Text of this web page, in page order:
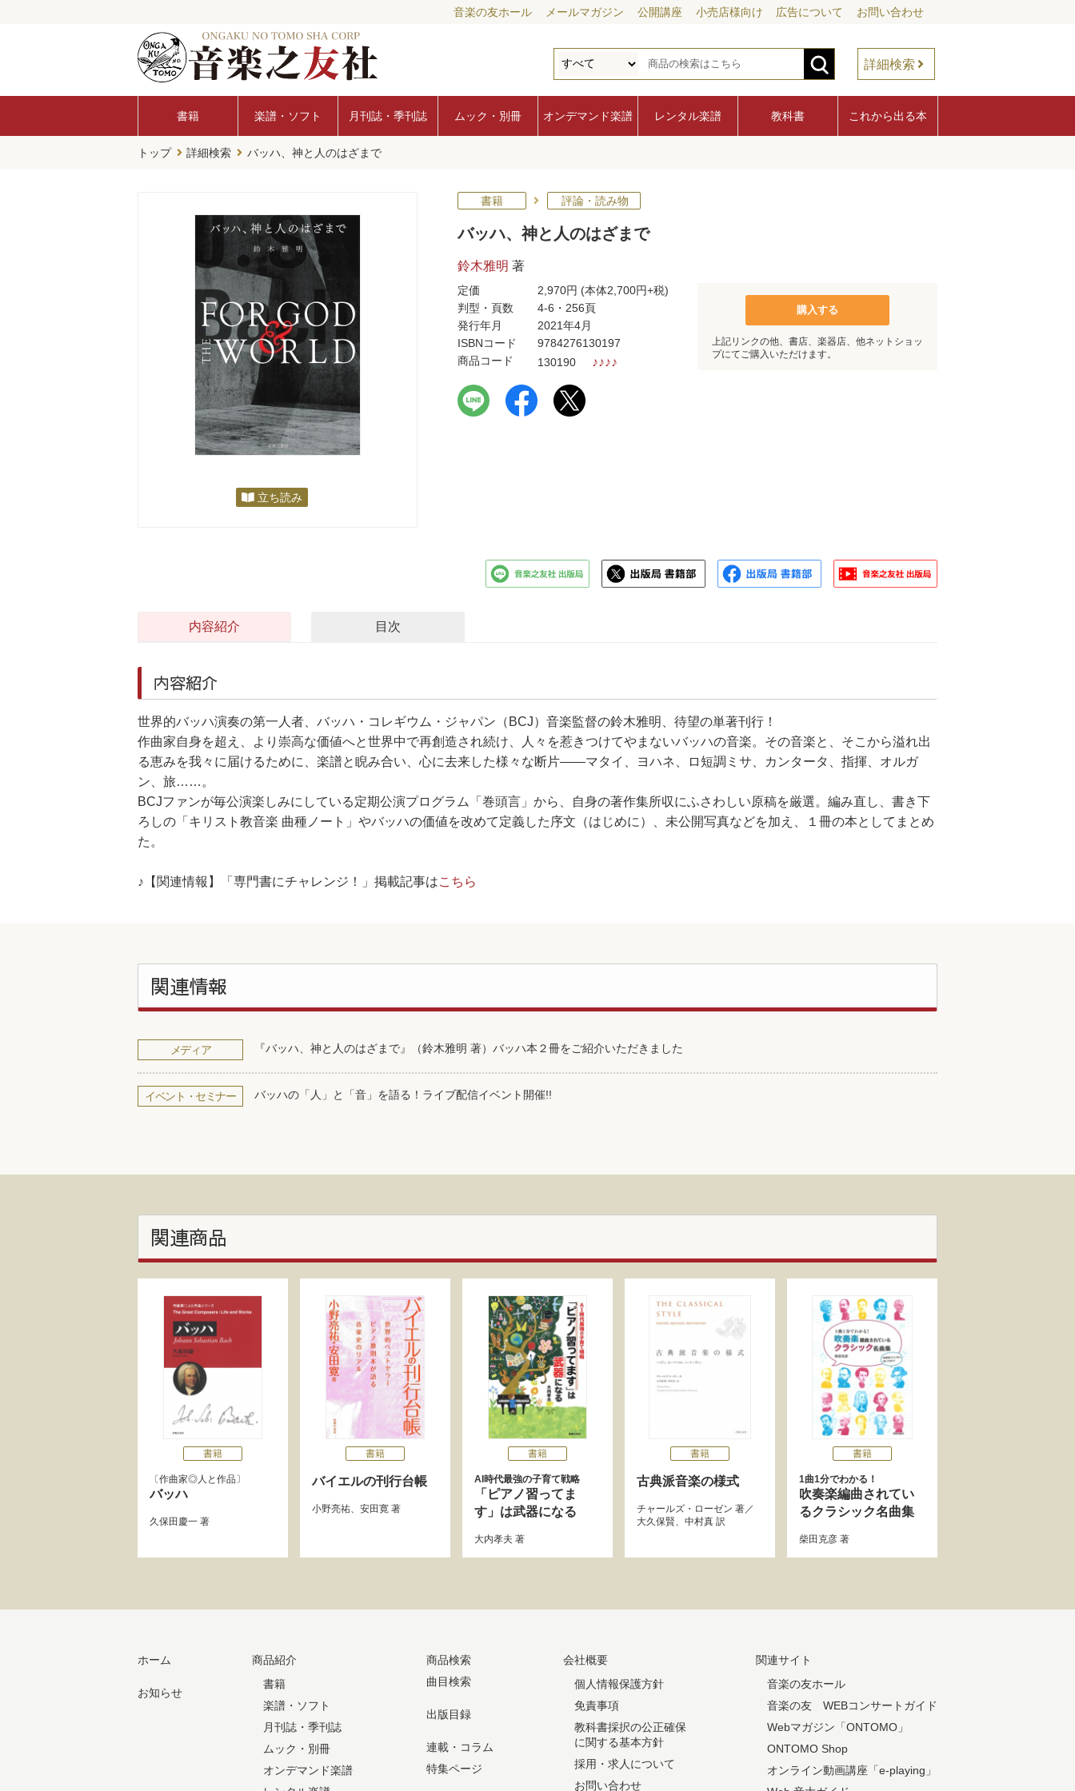
音楽の友ホール メールマガジン 公開講座 小売店様向け 広告について お問い合わせ
詳細検索
書籍 楽譜・ソフト 月刊誌・季刊誌 ムック・別冊 オンデマンド楽譜 レンタル楽譜 教科書 これから出る本
トップ 詳細検索 バッハ、神と人のはざまで
立ち読み
書籍 評論・読み物
バッハ、神と人のはざまで
鈴木雅明 著
定価 2,970円 (本体2,700円+税)
判型・頁数
4-6・256頁
発行年月
2021年4月
ISBNコード
9784276130197
商品コード
130190 ♪♪♪♪
購入する
上記リンクの他、書店、楽器店、他ネットショッ
プにてご購入いただけます。
内容紹介 目次
内容紹介
世界的バッハ演奏の第一人者、バッハ・コレギウム・ジャパン（BCJ）音楽監督の鈴木雅明、待望の単著刊行！
作曲家自身を超え、より崇高な価値へと世界中で再創造され続け、人々を惹きつけてやまないバッハの音楽。その音楽と、そこから溢れ出
る恵みを我々に届けるために、楽譜と睨み合い、心に去来した様々な断片――マタイ、ヨハネ、ロ短調ミサ、カンタータ、指揮、オルガ
ン、旅……。
BCJファンが毎公演楽しみにしている定期公演プログラム「巻頭言」から、自身の著作集所収にふさわしい原稿を厳選。編み直し、書き下
ろしの「キリスト教音楽 曲種ノート」やバッハの価値を改めて定義した序文（はじめに）、未公開写真などを加え、１冊の本としてまとめ
た。
♪【関連情報】「専門書にチャレンジ！」掲載記事はこちら
関連情報
メディア 『バッハ、神と人のはざまで』（鈴木雅明 著）バッハ本２冊をご紹介いただきました
イベント・セミナー バッハの「人」と「音」を語る！ライブ配信イベント開催!!
関連商品
書籍
作曲家◎人と作品
バッハ
久保田慶一 著
書籍
バイエルの刊行台帳
小野亮祐、 安田寛 著
書籍
AI時代最強の子育て戦略
「ピアノ習ってま
す」は武器になる
大内孝夫 著
書籍
古典派音楽の様式
チャールズ・ローゼン 著／
大久保賢、 中村真 訳
書籍
1曲1分でわかる！
吹奏楽編曲されてい
るクラシック名曲集
柴田克彦 著
ホーム
お知らせ
商品紹介
書籍
楽譜・ソフト
月刊誌・季刊誌
ムック・別冊
オンデマンド楽譜
商品検索
曲目検索
出版目録
連載・コラム
特集ページ
会社概要
個人情報保護方針
免責事項
教科書採択の公正確保
に関する基本方針
採用・求人について
お問い合わせ
関連サイト
音楽の友ホール
音楽の友 WEBコンサートガイド
Webマガジン「ONTOMO」
ONTOMO Shop
オンライン動画講座「e-playing」